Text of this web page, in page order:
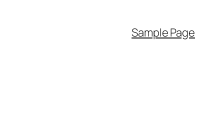
Sample Page